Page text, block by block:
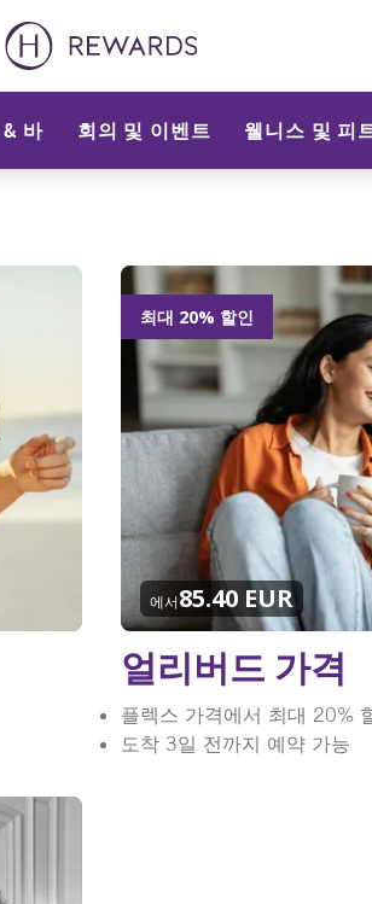
바 회의 및 이벤트 웰니스 및 피
최대 20% 할인
에서85.40 EUR
얼리버드 가격
플렉스 가격에서 최대 20%
도착 3일 전까지 예약 가능